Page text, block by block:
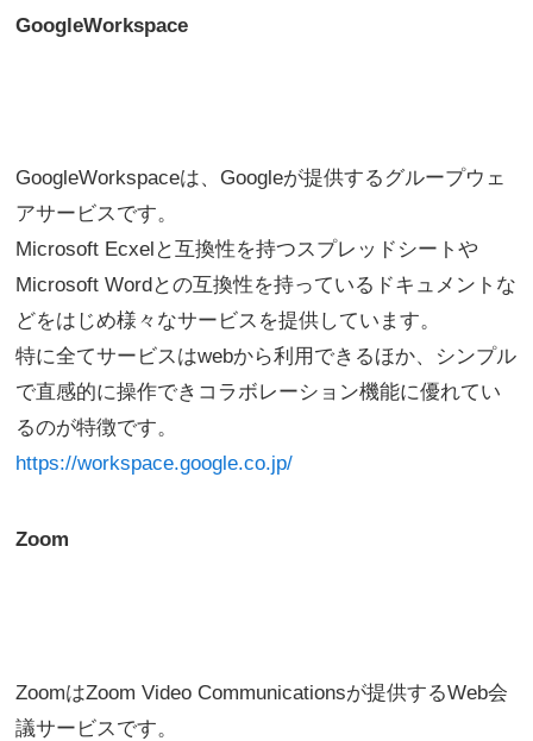
GoogleWorkspace
GoogleWorkspaceは、Googleが提供するグループウェ
アサービスです。
Microsoft Ecxelと互換性を持つスプレッドシートや
Microsoft Wordとの互換性を持っているドキュメントな
どをはじめ様々なサービスを提供しています。
特に全てサービスはwebから利用できるほか、シンプル
で直感的に操作できコラボレーション機能に優れてい
るのが特徴です。
https://workspace.google.co.jp/
Zoom
ZoomはZoom Video Communicationsが提供するWeb会
議サービスです。